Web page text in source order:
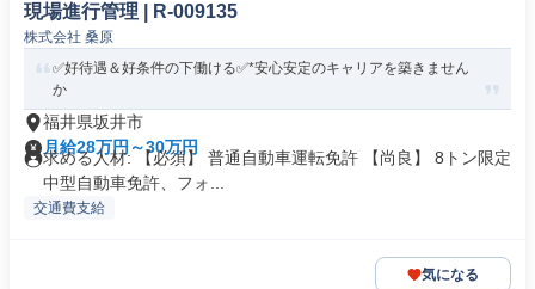
現場進行管理 | R-009135
株式会社 桑原
✅好待遇＆好条件の下働ける✅*安心安定のキャリアを築きません
か
福井県坂井市
月給28万円～30万円
求める人材: 【必須】 普通自動車運転免許 【尚良】 8トン限定
中型自動車免許、フォ...
交通費支給
気になる